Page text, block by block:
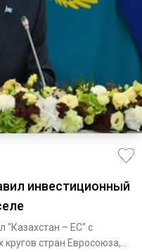
инвестиционный
"Казахстан – ЕС" с
стран Евросоюза,